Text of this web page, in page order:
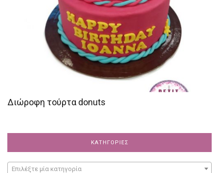
Διώροφη τούρτα donuts
ΚΑΤΗΓΟΡΊΕΣ
Επιλέξτε μία κατηγορία